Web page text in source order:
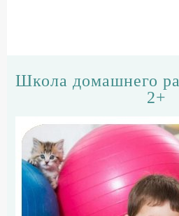
Школа домашнего
2+